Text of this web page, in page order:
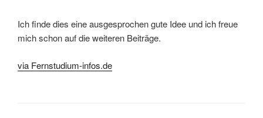
Ich finde dies eine ausgesprochen gute Idee und ich freue
mich schon auf die weiteren Beiträge.
via Fernstudium-infos.de